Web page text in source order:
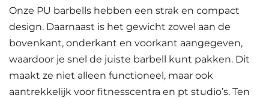
Onze PU barbells hebben een strak en compact
design. Daarnaast is het gewicht zowel aan de
bovenkant, onderkant en voorkant aangegeven,
waardoor je snel de juiste barbell kunt pakken. Dit
maakt ze niet alleen functioneel, maar ook
aantrekkelijk voor fitnesscentra en pt studio’s. Ten